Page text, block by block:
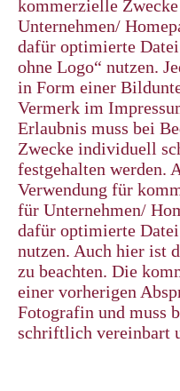
kommerzielle
Unternehmen/
dafür optimierte
ohne Logo“ nutzen.
in Form einer
Vermerk im
Erlaubnis muss bei
Zwecke individuell
festgehalten werden.
Verwendung für
für Unternehmen/
dafür optimierte
nutzen. Auch hier ist
zu beachten. Die
einer vorherigen
Fotografin und muss
schriftlich vereinbart